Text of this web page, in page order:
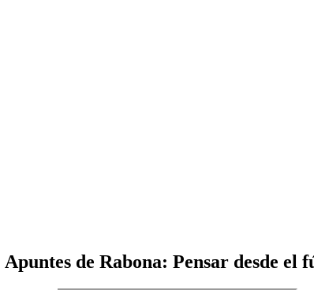
Apuntes de Rabona: Pensar desde el